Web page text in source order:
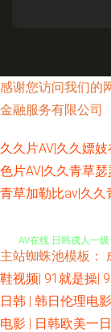
感谢您访问我们的
金融服务有限公司
久久片AV|久久嫖
色片AV|久久青草
青草加勒比av|久久
免费的肏屄网址 国
AV在线 日韩戍人一
最新资源AV 日本男
自拍AV网 狼友激情
主站蜘蛛池模板：
鞋视频| 91就是操|
日韩 | 韩日伦理电影
电影 | 日韩欧美一日